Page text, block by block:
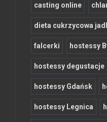
casting online
dieta cukrzycowa
falcerki hostessy
hostessy degustacje
hostessy Gdańsk
hostessy Legnica